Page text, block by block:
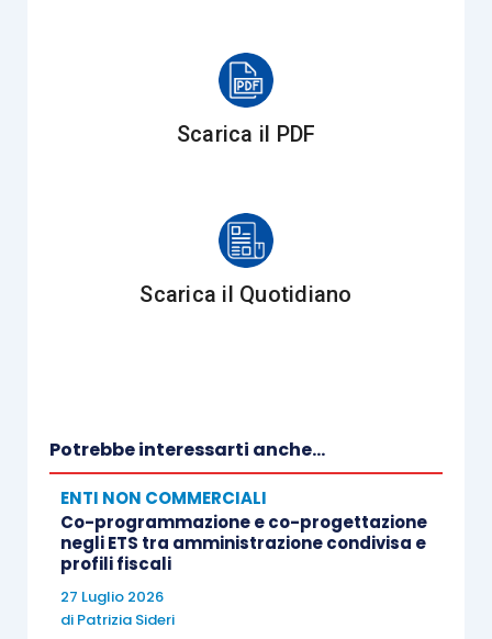
delle Province autonome di Trento e
Bolzano previsti dall’
associazioni e fondazioni riconosciute
10, comma 1, lettera a), del citato D.Lgs.
, indicati nell’
4-novies, lettera a), D.L. 40/2010
convertito, con modificazioni, dalla L.
Tanto premesso, vediamo di esplicitare, indue
differenti contributi
nuove linee guida
interventi di semplificazione
Scarica il PDF
Scarica il Quotidiano
Potrebbe interessarti anche...
ENTI NON COMMERCIALI
Co-programmazione e co-progettazione
negli ETS tra amministrazione condivisa e
profili fiscali
27 Luglio 2026
di Patrizia Sideri